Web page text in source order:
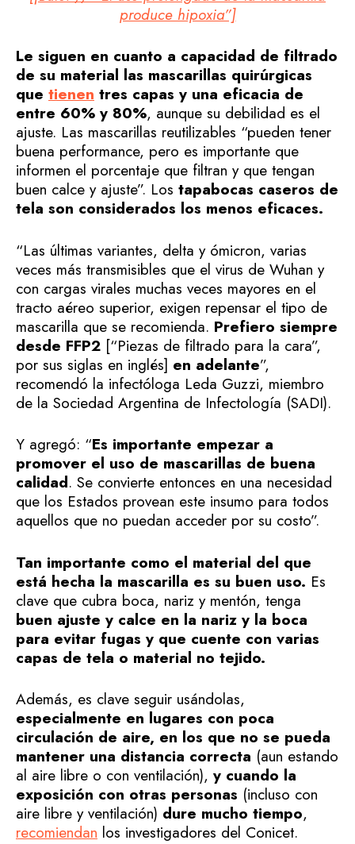
produce hipoxia”]
Le siguen en cuanto a capacidad de filtrado
de su material las mascarillas quirúrgicas
que tienen tres capas y una eficacia de
entre 60% y 80%, aunque su debilidad es el
ajuste. Las mascarillas reutilizables “pueden tener
buena performance, pero es importante que
informen el porcentaje que filtran y que tengan
buen calce y ajuste”. Los tapabocas caseros de
tela son considerados los menos eficaces.
“Las últimas variantes, delta y ómicron, varias
veces más transmisibles que el virus de Wuhan y
con cargas virales muchas veces mayores en el
tracto aéreo superior, exigen repensar el tipo de
mascarilla que se recomienda. Prefiero siempre
desde FFP2 [“Piezas de filtrado para la cara”,
por sus siglas en inglés] en adelante”,
recomendó la infectóloga Leda Guzzi, miembro
de la Sociedad Argentina de Infectología (SADI).
Y agregó: “Es importante empezar a
promover el uso de mascarillas de buena
calidad. Se convierte entonces en una necesidad
que los Estados provean este insumo para todos
aquellos que no puedan acceder por su costo”.
Tan importante como el material del que
está hecha la mascarilla es su buen uso. Es
clave que cubra boca, nariz y mentón, tenga
buen ajuste y calce en la nariz y la boca
para evitar fugas y que cuente con varias
capas de tela o material no tejido.
Además, es clave seguir usándolas,
especialmente en lugares con poca
circulación de aire, en los que no se pueda
mantener una distancia correcta (aun estando
al aire libre o con ventilación), y cuando la
exposición con otras personas (incluso con
aire libre y ventilación) dure mucho tiempo,
recomiendan los investigadores del Conicet.